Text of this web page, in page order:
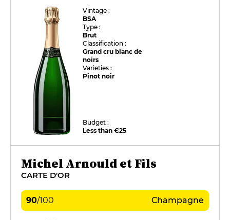
Vintage :
BSA
Type :
Brut
Classification :
Grand cru blanc de
noirs
Varieties :
Pinot noir
Budget :
Less than €25
Michel Arnould et Fils
CARTE D'OR
90/100 Champagne